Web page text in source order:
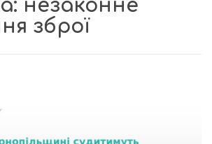
незаконне
зброї